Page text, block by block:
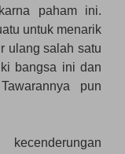
paham ini.
untuk menarik
ulang salah satu
bangsa ini dan
pun